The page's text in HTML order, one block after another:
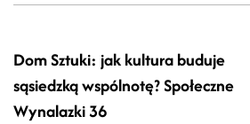
Dom Sztuki: jak kultura buduje
sąsiedzką wspólnotę? Społeczne
Wynalazki 36